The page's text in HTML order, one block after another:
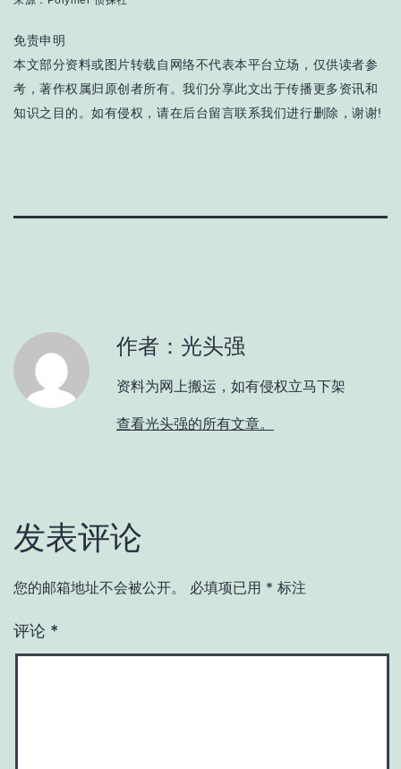
免责申明
本文部分资料或图片转载自网络不代表本平台立场，仅供读者参
考，著作权属归原创者所有。我们分享此文出于传播更多资讯和
知识之目的。如有侵权，请在后台留言联系我们进行删除，谢谢!
作者：光头强
资料为网上搬运，如有侵权立马下架
查看光头强的所有文章。
发表评论
您的邮箱地址不会被公开。 必填项已用 * 标注
评论 *